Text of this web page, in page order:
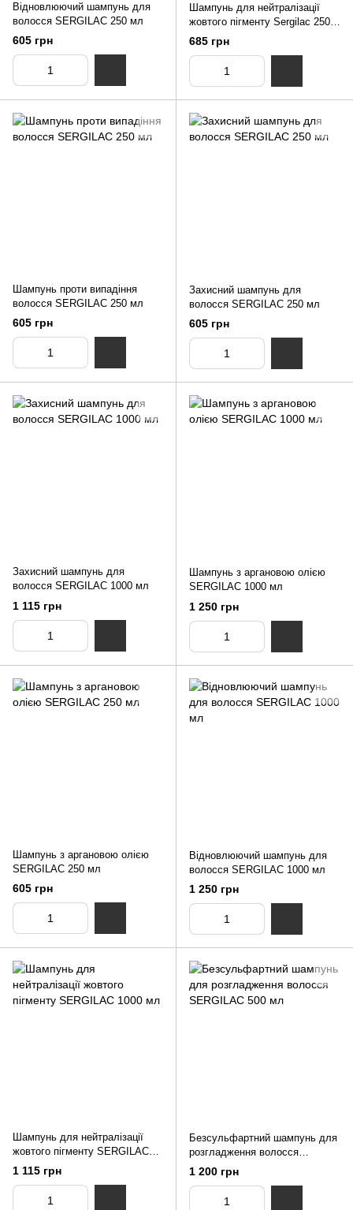
Відновлюючий шампунь для
волосся SERGILAC 250 мл
605 грн
Шампунь для нейтралізації
жовтого пігменту Sergilac 250
мл
685 грн
Шампунь проти випадіння
волосся SERGILAC 250 мл
605 грн
Захисний шампунь для
волосся SERGILAC 250 мл
605 грн
Захисний шампунь для
волосся SERGILAC 1000 мл
1 115 грн
Шампунь з аргановою олією
SERGILAC 1000 мл
1 250 грн
Шампунь з аргановою олією
SERGILAC 250 мл
605 грн
Відновлюючий шампунь для
волосся SERGILAC 1000 мл
1 250 грн
Шампунь для нейтралізації
жовтого пігменту SERGILAC
1000 мл
1 115 грн
Безсульфартний шампунь для
розгладження волосся
SERGILAC 500 мл
1 200 грн